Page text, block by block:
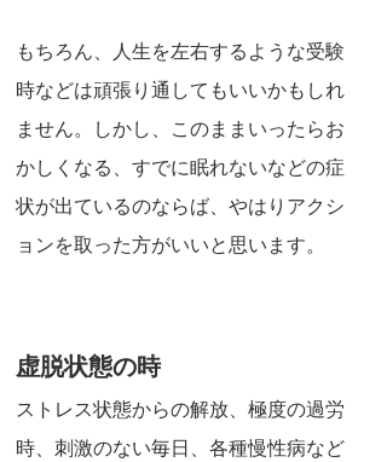
もちろん、人生を左右するような受験
時などは頑張り通してもいいかもしれ
ません。しかし、このままいったらお
かしくなる、すでに眠れないなどの症
状が出ているのならば、やはりアクシ
ョンを取った方がいいと思います。
虚脱状態の時
ストレス状態からの解放、極度の過労
時、刺激のない毎日、各種慢性病など